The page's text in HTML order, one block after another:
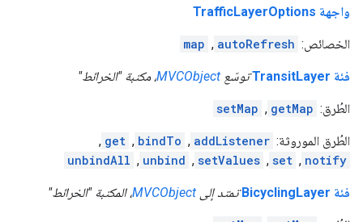
واجهة TrafficLayerOptions
الخصائص: autoRefresh
,
map
فئة TransitLayer توسّع MVCObject، مكتبة "الخرائط"
الطُرق: getMap
,
setMap
الطُرق الموروثة: addListener
,
bindTo
,
get
,
notify
,
set
,
setValues
,
unbind
,
unbindAll
فئة BicyclingLayer تمتد إلى MVCObject، المكتبة "الخرائط"